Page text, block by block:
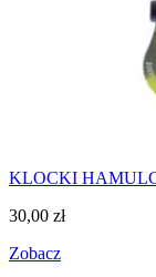
KLOCKI
30,00 zł
Zobacz